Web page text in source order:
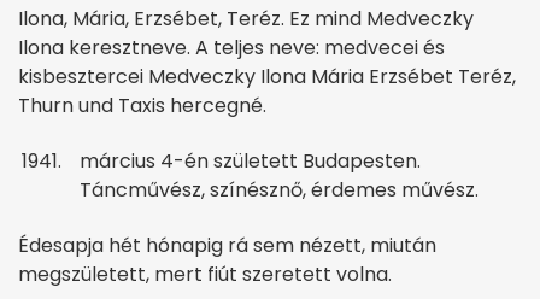
Ilona, Mária, Erzsébet, Teréz. Ez mind Medveczky
Ilona keresztneve. A teljes neve: medvecei és
kisbesztercei Medveczky Ilona Mária Erzsébet Teréz,
Thurn und Taxis hercegné.
március 4-én született Budapesten.
Táncművész, színésznő, érdemes művész.
Édesapja hét hónapig rá sem nézett, miután
megszületett, mert fiút szeretett volna.